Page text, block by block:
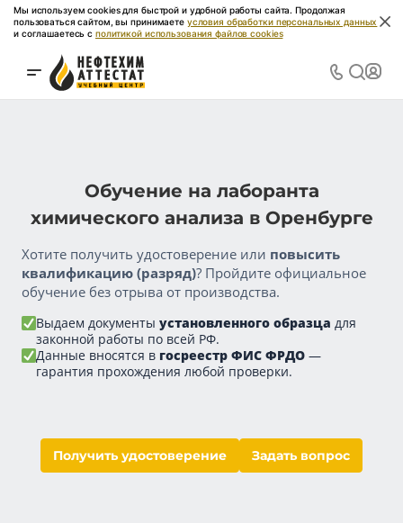
Мы используем cookies для быстрой и удобной работы сайта. Продолжая
пользоваться сайтом, вы принимаете условия обработки персональных данных
и соглашаетесь с политикой использования файлов cookies
Обучение на лаборанта
химического анализа в Оренбурге
Хотите получить удостоверение или повысить
квалификацию (разряд)? Пройдите официальное
обучение без отрыва от производства.
Выдаем документы установленного образца для
законной работы по всей РФ.
Данные вносятся в госреестр ФИС ФРДО —
гарантия прохождения любой проверки.
Получить удостоверение Задать вопрос